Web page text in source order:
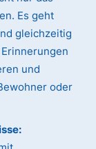
Es geht
gleichzeitig
und
oder